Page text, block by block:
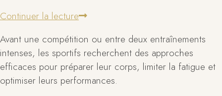
Continuer la lecture
Avant une compétition ou entre deux entraînements
intenses, les sportifs recherchent des approches
efficaces pour préparer leur corps, limiter la fatigue et
optimiser leurs performances.